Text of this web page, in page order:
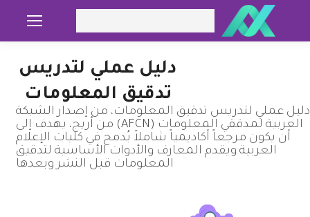
دليل عملي لتدريس
تدقيق المعلومات
دليل عملي لتدريس تدقيق المعلومات، من إصدار الشبكة
العربية لمدققي المعلومات (AFCN) من أريج، يهدف إلى
أن يكون مرجعاً أكاديمياً شاملاً يُدمج في كليات الإعلام
العربية ويقدم المعارف والأدوات الأساسية لتدقيق
المعلومات قبل النشر وبعدها